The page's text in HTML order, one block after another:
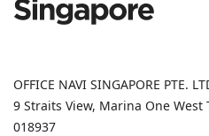
OFFICE NAVI SINGAPORE PTE.
9 Straits View, Marina One West
018937